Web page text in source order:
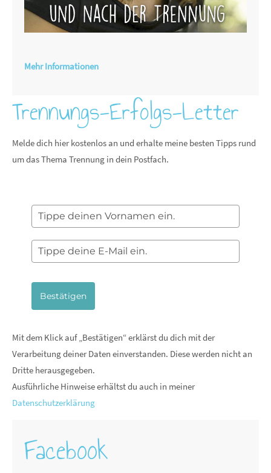
Mehr Informationen
Trennungs-Erfolgs-Letter
Melde dich hier kostenlos an und erhalte meine besten Tipps rund
um das Thema Trennung in dein Postfach.
Bestätigen
Mit dem Klick auf „Bestätigen“ erklärst du dich mit der
Verarbeitung deiner Daten einverstanden. Diese werden nicht an
Dritte herausgegeben.
Ausführliche Hinweise erhältst du auch in meiner
Datenschutzerklärung
Facebook